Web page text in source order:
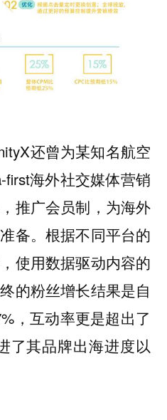
还曾为某知名航空
海外社交媒体营销
推广会员制，为海外
备。根据不同平台的
使用数据驱动内容的
的粉丝增长结果是自
，互动率更是超出了
了其品牌出海进度以